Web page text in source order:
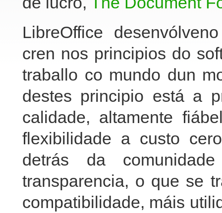
LibreOffice
cren nos principios do
traballo co mundo dun
destes principio está a
calidade, altamente
flexibilidade a custo
detrás da
transparencia, o que se
compatibilidade, máis